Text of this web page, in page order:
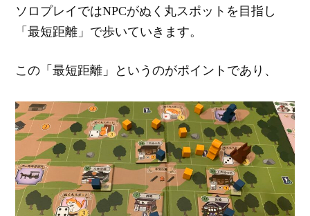
ソロプレイではNPCがぬく丸スポットを目指し
「最短距離」で歩いていきます。
この「最短距離」というのがポイントであり、